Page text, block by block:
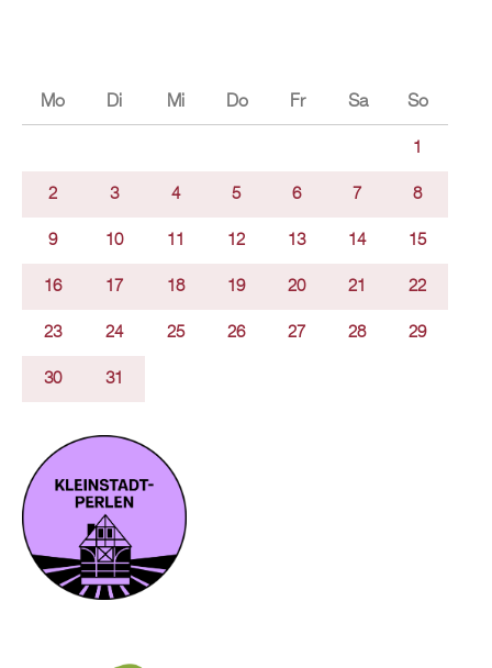
Mo Di Mi Do Fr Sa So
1
2 3 4 5 6 7 8
9 10 11 12 13 14 15
16 17 18 19 20 21 22
23 24 25 26 27 28 29
30 31